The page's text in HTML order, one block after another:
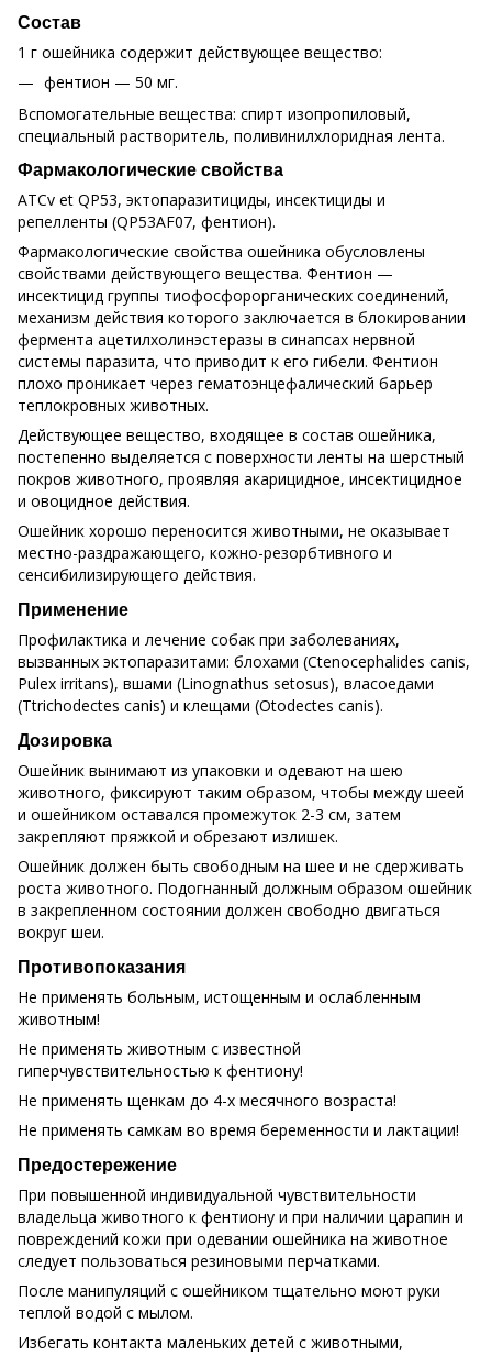
Состав
1 г ошейника содержит действующее вещество:
фентион — 50 мг.
Вспомогательные вещества: спирт изопропиловый,
специальный растворитель, поливинилхлоридная лента.
Фармакологические свойства
ATCv et QP53, эктопаразитициды, инсектициды и
репелленты (QP53AF07, фентион).
Фармакологические свойства ошейника обусловлены
свойствами действующего вещества. Фентион —
инсектицид группы тиофосфорорганических соединений,
механизм действия которого заключается в блокировании
фермента ацетилхолинэстеразы в синапсах нервной
системы паразита, что приводит к его гибели. Фентион
плохо проникает через гематоэнцефалический барьер
теплокровных животных.
Действующее вещество, входящее в состав ошейника,
постепенно выделяется с поверхности ленты на шерстный
покров животного, проявляя акарицидное, инсектицидное
и овоцидное действия.
Ошейник хорошо переносится животными, не оказывает
местно-раздражающего, кожно-резорбтивного и
сенсибилизирующего действия.
Применение
Профилактика и лечение собак при заболеваниях,
вызванных эктопаразитами: блохами (Ctenocephalides canis,
Pulex irritans), вшами (Linognathus setosus), власоедами
(Ttrichodectes canis) и клещами (Otodectes canis).
Дозировка
Ошейник вынимают из упаковки и одевают на шею
животного, фиксируют таким образом, чтобы между шеей
и ошейником оставался промежуток 2-3 см, затем
закрепляют пряжкой и обрезают излишек.
Ошейник должен быть свободным на шее и не сдерживать
роста животного. Подогнанный должным образом ошейник
в закрепленном состоянии должен свободно двигаться
вокруг шеи.
Противопоказания
Не применять больным, истощенным и ослабленным
животным!
Не применять животным с известной
гиперчувствительностью к фентиону!
Не применять щенкам до 4-х месячного возраста!
Не применять самкам во время беременности и лактации!
Предостережение
При повышенной индивидуальной чувствительности
владельца животного к фентиону и при наличии царапин и
повреждений кожи при одевании ошейника на животное
следует пользоваться резиновыми перчатками.
После манипуляций с ошейником тщательно моют руки
теплой водой с мылом.
Избегать контакта маленьких детей с животными,